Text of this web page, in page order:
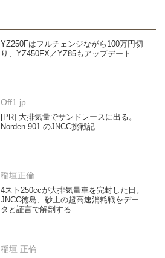
YZ250Fはフルチェンジながら100万円切
り、YZ450FX／YZ85もアップデート
Off1.jp
[PR] 大排気量でサンドレースに出る。
Norden 901 のJNCC挑戦記
稲垣正倫
4スト250ccが大排気量車を完封した日。
JNCC徳島、砂上の超高速消耗戦をデー
タと証言で解剖する
稲垣 正倫